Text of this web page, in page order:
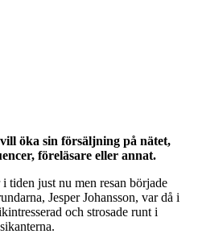
öka sin försäljning på nätet,
föreläsare eller annat.
just nu men resan började
Jesper Johansson, var då i
och strosade runt i